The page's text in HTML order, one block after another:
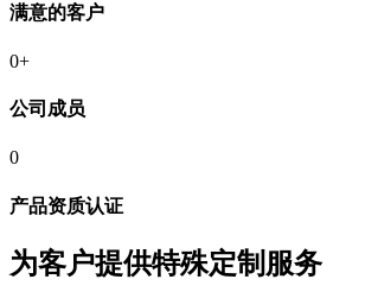
满意的客户
0+
公司成员
0
产品资质认证
为客户提供特殊定制服务